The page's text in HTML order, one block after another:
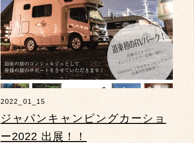
2022_01_15
ジャパンキャンピングカーショ
ー2022 出展！！